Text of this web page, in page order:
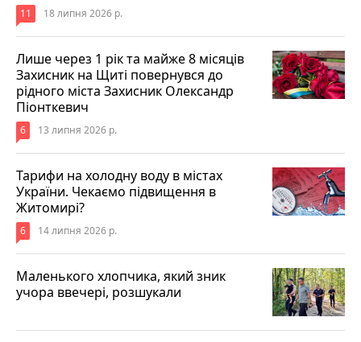
11 18 липня 2026 р.
Лише через 1 рік та майже 8 місяців
Захисник на Щиті повернувся до
рідного міста Захисник Олександр
Піонткевич
6 13 липня 2026 р.
Тарифи на холодну воду в містах
України. Чекаємо підвищення в
Житомирі?
6 14 липня 2026 р.
Маленького хлопчика, який зник
учора ввечері, розшукали